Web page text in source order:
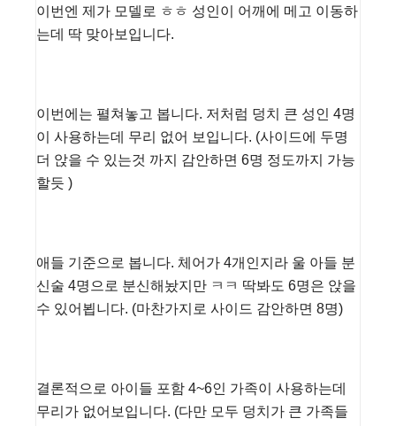
이번엔 제가 모델로 ㅎㅎ 성인이 어깨에 메고 이동하
는데 딱 맞아보입니다.
이번에는 펼쳐놓고 봅니다. 저처럼 덩치 큰 성인 4명
이 사용하는데 무리 없어 보입니다. (사이드에 두명
더 앉을 수 있는것 까지 감안하면 6명 정도까지 가능
할듯 )
애들 기준으로 봅니다. 체어가 4개인지라 울 아들 분
신술 4명으로 분신해놨지만 ㅋㅋ 딱봐도 6명은 앉을
수 있어뵙니다. (마찬가지로 사이드 감안하면 8명)
결론적으로 아이들 포함 4~6인 가족이 사용하는데
무리가 없어보입니다. (다만 모두 덩치가 큰 가족들